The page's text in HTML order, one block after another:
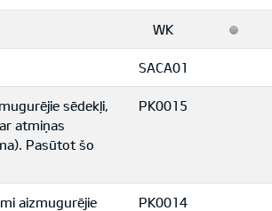
WK
SACA01
sēdekļi,
atmiņas
Pasūtot šo
PK0015
aizmugurējie
PK0014